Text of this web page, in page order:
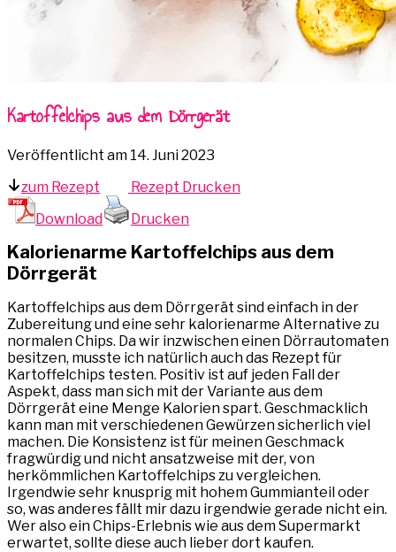
Kartoffelchips aus dem Dörrgerät
Veröffentlicht am 14. Juni 2023
zum Rezept
Rezept Drucken
Download
Drucken
Kalorienarme Kartoffelchips aus dem
Dörrgerät
Kartoffelchips aus dem Dörrgerät sind einfach in der
Zubereitung und eine sehr kalorienarme Alternative zu
normalen Chips. Da wir inzwischen einen Dörrautomaten
besitzen, musste ich natürlich auch das Rezept für
Kartoffelchips testen. Positiv ist auf jeden Fall der
Aspekt, dass man sich mit der Variante aus dem
Dörrgerät eine Menge Kalorien spart. Geschmacklich
kann man mit verschiedenen Gewürzen sicherlich viel
machen. Die Konsistenz ist für meinen Geschmack
fragwürdig und nicht ansatzweise mit der, von
herkömmlichen Kartoffelchips zu vergleichen.
Irgendwie sehr knusprig mit hohem Gummianteil oder
so, was anderes fällt mir dazu irgendwie gerade nicht ein.
Wer also ein Chips-Erlebnis wie aus dem Supermarkt
erwartet, sollte diese auch lieber dort kaufen.